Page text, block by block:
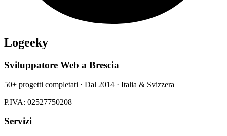
Logeeky
Sviluppatore Web a Brescia
50+ progetti completati · Dal 2014 · Italia & Svizzera
P.IVA: 02527750208
Servizi